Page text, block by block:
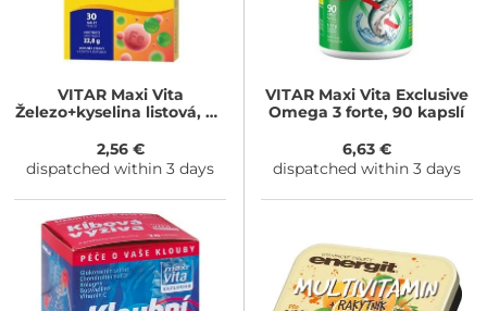
VITARMaxi Vita
Železo+kyselina listová, 30
2,56 €
dispatched within 3 days
VITARMaxi Vita Exclusive
Omega 3 forte, 90 kapslí
6,63 €
dispatched within 3 days